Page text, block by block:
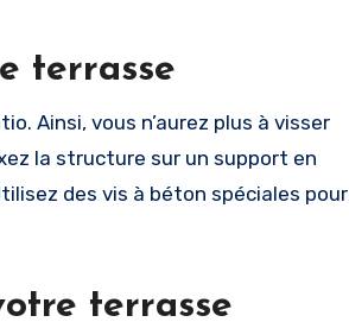
terrasse
Ainsi, vous n’aurez plus à visser
la structure sur un support en
des vis à béton spéciales pour
terrasse